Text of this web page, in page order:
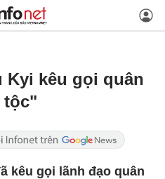
Kyi kêu gọi quân
tộc"
kêu gọi lãnh đạo quân